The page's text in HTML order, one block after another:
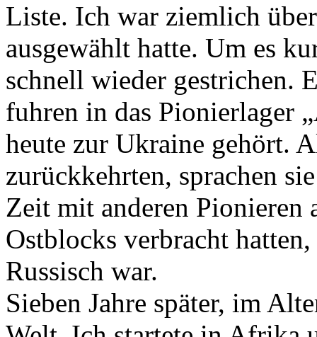
Liste. Ich war ziemlich
ausgewählt hatte. Um es
schnell wieder gestrichen.
fuhren in das Pionierlager
heute zur Ukraine gehört.
zurückkehrten, sprachen
Zeit mit anderen Pionieren
Ostblocks verbracht
Russisch war.
Sieben Jahre später, im